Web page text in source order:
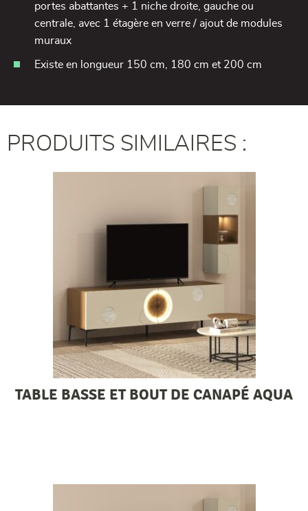
portes abattantes + 1 niche droite, gauche ou
centrale, avec 1 étagère en verre / ajout de modules
muraux
Existe en longueur 150 cm, 180 cm et 200 cm
PRODUITS SIMILAIRES :
TABLE BASSE ET BOUT DE CANAPÉ AQUA